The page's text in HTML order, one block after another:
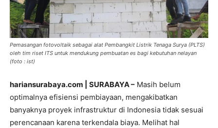
Pemasangan fotovoltaik sebagai alat Pembangkit Listrik Tenaga Surya (PLTS)
oleh tim riset ITS untuk mendukung pembuatan es bagi kebutuhan nelayan
(foto : ist)
hariansurabaya.com | SURABAYA – Masih belum
optimalnya efisiensi pembiayaan, mengakibatkan
banyaknya proyek infrastruktur di Indonesia tidak sesuai
perencanaan karena terkendala biaya. Melihat hal